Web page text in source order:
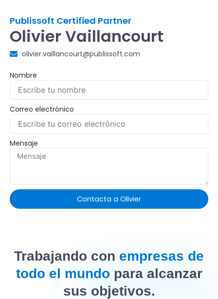
Publissoft Certified Partner
Olivier Vaillancourt
olivier.vaillancourt@publissoft.com
Nombre
Correo electrónico
Mensaje
Contacta a Olivier
Trabajando con empresas de
todo el mundo para alcanzar
sus objetivos.